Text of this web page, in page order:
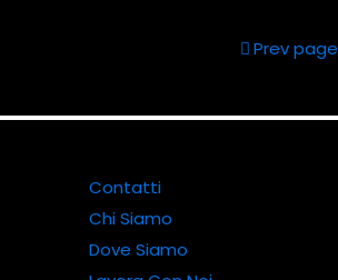
Prev page
Contatti
Chi Siamo
Dove Siamo